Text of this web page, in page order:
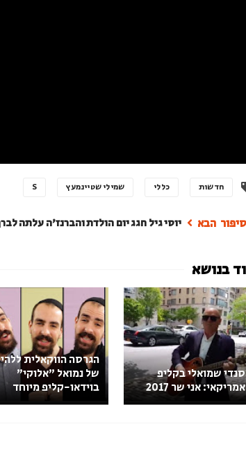
חדשות כללי שמילי שטיינמעץ S
יוסי גיל חגג יום הולדת והברנז'ה עלתה
סנדי שמואלי בקליפ
אמריקאי: אני שר 2017
הגרסה הווקאלית
של נמואל "אלוקי"
בוידאו-קליפ מיוחד